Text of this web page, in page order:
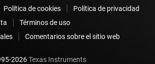
Política de cookies
Política de privacidad
Términos de uso
Comentarios sobre el sitio web
2026Texas Instruments